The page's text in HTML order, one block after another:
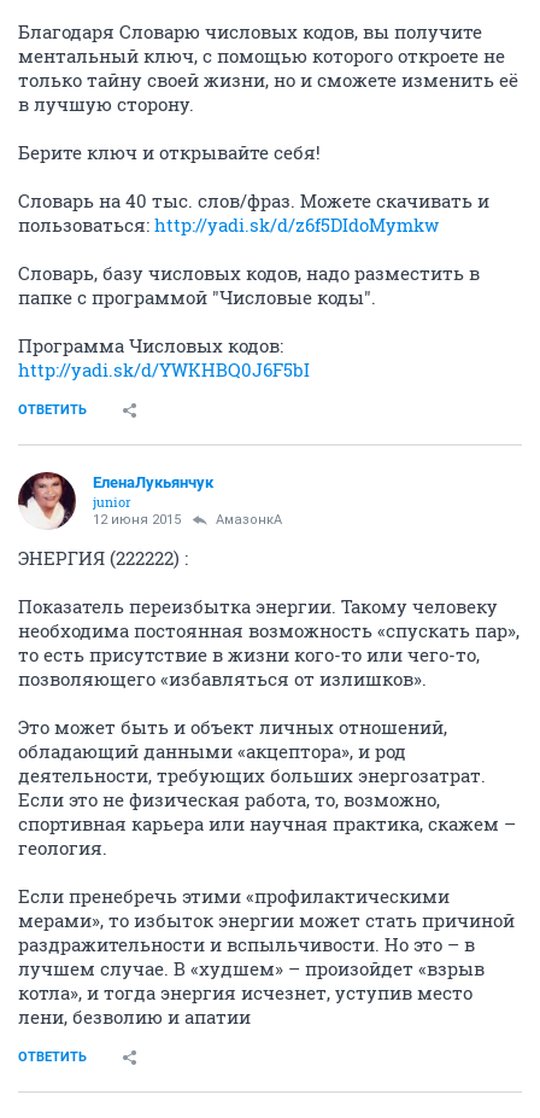
Благодаря Словарю числовых кодов, вы получите
ментальный ключ, с помощью которого откроете не
только тайну своей жизни, но и сможете изменить её
в лучшую сторону.
Берите ключ и открывайте себя!
Словарь на 40 тыс. слов/фраз. Можете скачивать и
пользоваться: http://yadi.sk/d/z6f5DIdoMymkw
Словарь, базу числовых кодов, надо разместить в
папке с программой "Числовые коды".
Программа Числовых кодов:
http://yadi.sk/d/YWKHBQ0J6F5bI
ОТВЕТИТЬ
ЕленаЛукьянчук
junior
12 июня 2015 АмазонкA
ЭНЕРГИЯ (222222) :
Показатель переизбытка энергии. Такому человеку
необходима постоянная возможность «спускать пар»,
то есть присутствие в жизни кого-то или чего-то,
позволяющего «избавляться от излишков».
Это может быть и объект личных отношений,
обладающий данными «акцептора», и род
деятельности, требующих больших энергозатрат.
Если это не физическая работа, то, возможно,
спортивная карьера или научная практика, скажем –
геология.
Если пренебречь этими «профилактическими
мерами», то избыток энергии может стать причиной
раздражительности и вспыльчивости. Но это – в
лучшем случае. В «худшем» – произойдет «взрыв
котла», и тогда энергия исчезнет, уступив место
лени, безволию и апатии
ОТВЕТИТЬ